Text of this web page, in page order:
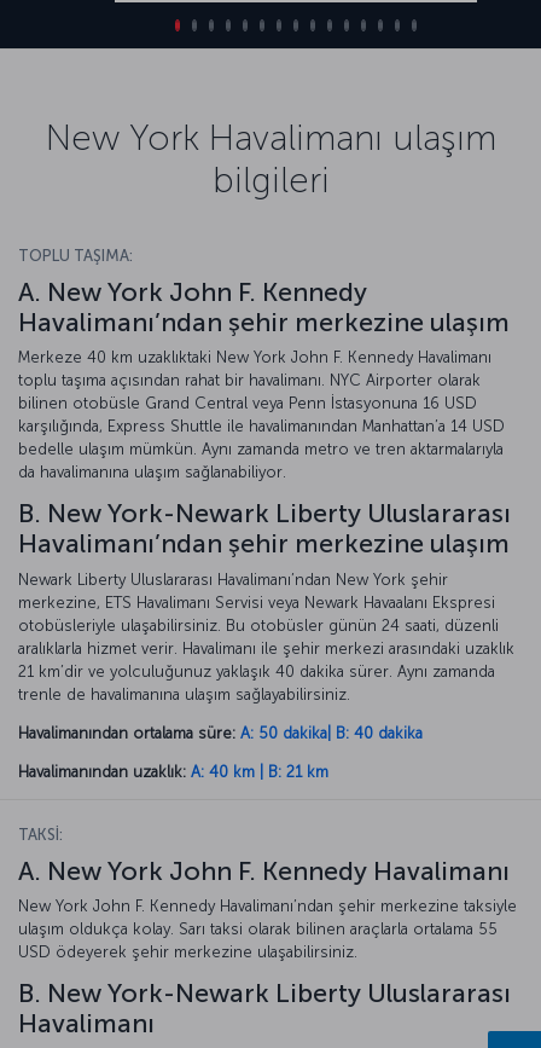
New York Havalimanı ulaşım
bilgileri
TOPLU TAŞIMA:
A. New York John F. Kennedy
Havalimanı’ndan şehir merkezine ulaşım
Merkeze 40 km uzaklıktaki New York John F. Kennedy Havalimanı
toplu taşıma açısından rahat bir havalimanı. NYC Airporter olarak
bilinen otobüsle Grand Central veya Penn İstasyonuna 16 USD
karşılığında, Express Shuttle ile havalimanından Manhattan’a 14 USD
bedelle ulaşım mümkün. Aynı zamanda metro ve tren aktarmalarıyla
da havalimanına ulaşım sağlanabiliyor.
B. New York-Newark Liberty Uluslararası
Havalimanı’ndan şehir merkezine ulaşım
Newark Liberty Uluslararası Havalimanı’ndan New York şehir
merkezine, ETS Havalimanı Servisi veya Newark Havaalanı Ekspresi
otobüsleriyle ulaşabilirsiniz. Bu otobüsler günün 24 saati, düzenli
aralıklarla hizmet verir. Havalimanı ile şehir merkezi arasındaki uzaklık
21 km’dir ve yolculuğunuz yaklaşık 40 dakika sürer. Aynı zamanda
trenle de havalimanına ulaşım sağlayabilirsiniz.
Havalimanından ortalama süre: A: 50 dakika| B: 40 dakika
Havalimanından uzaklık: A: 40 km | B: 21 km
TAKSİ:
A. New York John F. Kennedy Havalimanı
New York John F. Kennedy Havalimanı’ndan şehir merkezine taksiyle
ulaşım oldukça kolay. Sarı taksi olarak bilinen araçlarla ortalama 55
USD ödeyerek şehir merkezine ulaşabilirsiniz.
B. New York-Newark Liberty Uluslararası
Havalimanı